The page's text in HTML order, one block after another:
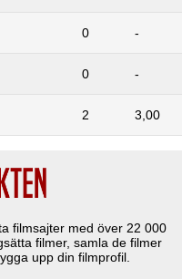
0 -
0 -
2 3,00
filmsajter med över 22 000
filmer, samla de filmer
upp din filmprofil.